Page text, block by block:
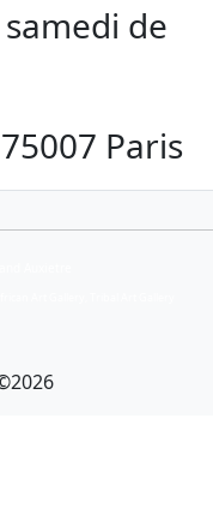
de
Paris